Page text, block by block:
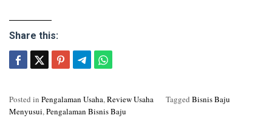
Share this:
Posted in Pengalaman Usaha,Review Usaha Tagged Bisnis Baju
Menyusui,Pengalaman Bisnis Baju